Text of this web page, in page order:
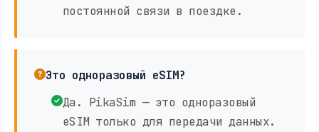
постоянной связи в поездке.
Это одноразовый eSIM?
Да. PikaSim — это одноразовый
eSIM только для передачи данных.